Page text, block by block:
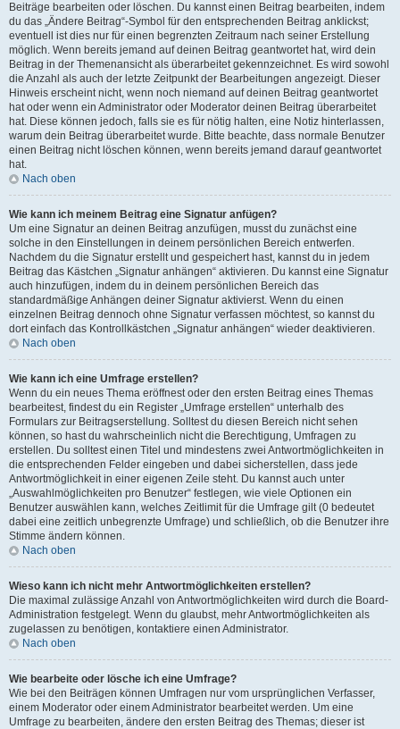
Beiträge bearbeiten oder löschen. Du kannst einen Beitrag bearbeiten, indem
du das „Ändere Beitrag“-Symbol für den entsprechenden Beitrag anklickst;
eventuell ist dies nur für einen begrenzten Zeitraum nach seiner Erstellung
möglich. Wenn bereits jemand auf deinen Beitrag geantwortet hat, wird dein
Beitrag in der Themenansicht als überarbeitet gekennzeichnet. Es wird sowohl
die Anzahl als auch der letzte Zeitpunkt der Bearbeitungen angezeigt. Dieser
Hinweis erscheint nicht, wenn noch niemand auf deinen Beitrag geantwortet
hat oder wenn ein Administrator oder Moderator deinen Beitrag überarbeitet
hat. Diese können jedoch, falls sie es für nötig halten, eine Notiz hinterlassen,
warum dein Beitrag überarbeitet wurde. Bitte beachte, dass normale Benutzer
einen Beitrag nicht löschen können, wenn bereits jemand darauf geantwortet
hat.
Nach oben
Wie kann ich meinem Beitrag eine Signatur anfügen?
Um eine Signatur an deinen Beitrag anzufügen, musst du zunächst eine
solche in den Einstellungen in deinem persönlichen Bereich entwerfen.
Nachdem du die Signatur erstellt und gespeichert hast, kannst du in jedem
Beitrag das Kästchen „Signatur anhängen“ aktivieren. Du kannst eine Signatur
auch hinzufügen, indem du in deinem persönlichen Bereich das
standardmäßige Anhängen deiner Signatur aktivierst. Wenn du einen
einzelnen Beitrag dennoch ohne Signatur verfassen möchtest, so kannst du
dort einfach das Kontrollkästchen „Signatur anhängen“ wieder deaktivieren.
Nach oben
Wie kann ich eine Umfrage erstellen?
Wenn du ein neues Thema eröffnest oder den ersten Beitrag eines Themas
bearbeitest, findest du ein Register „Umfrage erstellen“ unterhalb des
Formulars zur Beitragserstellung. Solltest du diesen Bereich nicht sehen
können, so hast du wahrscheinlich nicht die Berechtigung, Umfragen zu
erstellen. Du solltest einen Titel und mindestens zwei Antwortmöglichkeiten in
die entsprechenden Felder eingeben und dabei sicherstellen, dass jede
Antwortmöglichkeit in einer eigenen Zeile steht. Du kannst auch unter
„Auswahlmöglichkeiten pro Benutzer“ festlegen, wie viele Optionen ein
Benutzer auswählen kann, welches Zeitlimit für die Umfrage gilt (0 bedeutet
dabei eine zeitlich unbegrenzte Umfrage) und schließlich, ob die Benutzer ihre
Stimme ändern können.
Nach oben
Wieso kann ich nicht mehr Antwortmöglichkeiten erstellen?
Die maximal zulässige Anzahl von Antwortmöglichkeiten wird durch die Board-
Administration festgelegt. Wenn du glaubst, mehr Antwortmöglichkeiten als
zugelassen zu benötigen, kontaktiere einen Administrator.
Nach oben
Wie bearbeite oder lösche ich eine Umfrage?
Wie bei den Beiträgen können Umfragen nur vom ursprünglichen Verfasser,
einem Moderator oder einem Administrator bearbeitet werden. Um eine
Umfrage zu bearbeiten, ändere den ersten Beitrag des Themas; dieser ist